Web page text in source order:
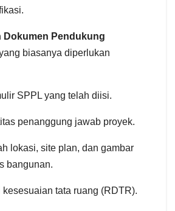
Dokumen Pendukung
biasanya diperlukan
SPPL yang telah diisi.
penanggung jawab proyek.
lokasi, site plan, dan gambar
bangunan.
kesesuaian tata ruang (RDTR).